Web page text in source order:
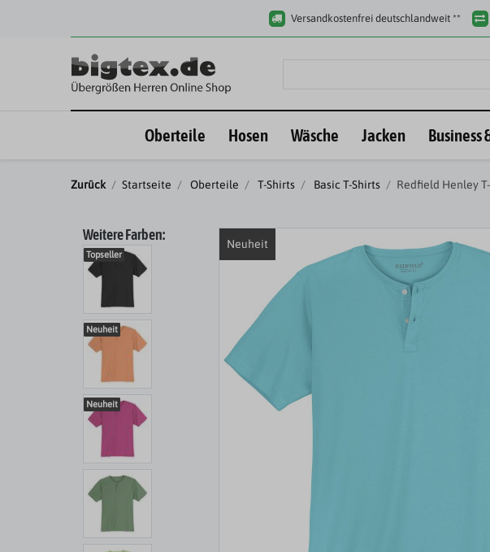
Versandkostenfrei deutschlandweit **
Oberteile Hosen Wäsche Jacken Business
Zurück Startseite Oberteile T-Shirts Basic T-Shirts Redfield Henley
Weitere Farben:
Topseller
Neuheit
Neuheit
Neuheit